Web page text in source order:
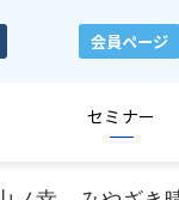
会員ページ
セミナー